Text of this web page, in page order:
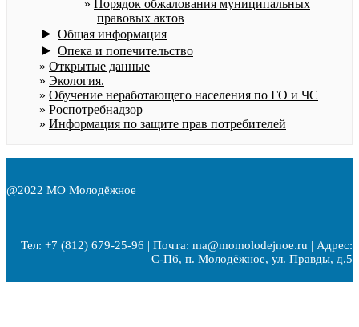
Порядок обжалования муниципальных
правовых актов
► Общая информация
► Опека и попечительство
Открытые данные
Экология.
Обучение неработающего населения по ГО и ЧС
Роспотребнадзор
Информация по защите прав потребителей
@2022 МО Молодёжное
Тел: +7 (812) 679-25-96 | Почта: ma@momolodejnoe.ru | Адрес:
С-Пб, п. Молодёжное, ул. Правды, д.5